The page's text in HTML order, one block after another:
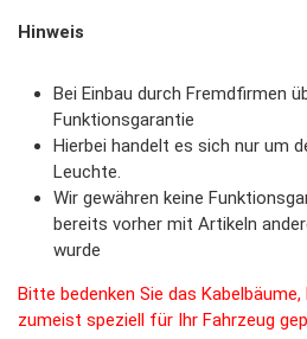
Hinweis
Bei Einbau durch Fremdfirmen
Funktionsgarantie
Hierbei handelt es sich nur um
Leuchte.
Wir gewähren keine
bereits vorher mit Artikeln
wurde
Bitte bedenken Sie das
zumeist speziell für Ihr Fahrzeug